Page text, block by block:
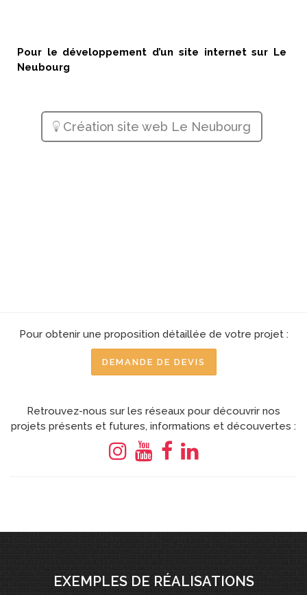
Pour le développement d’un site internet sur Le
Neubourg
Création site web Le Neubourg
Pour obtenir une proposition détaillée de votre projet :
DEMANDE DE DEVIS
Retrouvez-nous sur les réseaux pour découvrir nos
projets présents et futures, informations et découvertes :
EXEMPLES DE RÉALISATIONS